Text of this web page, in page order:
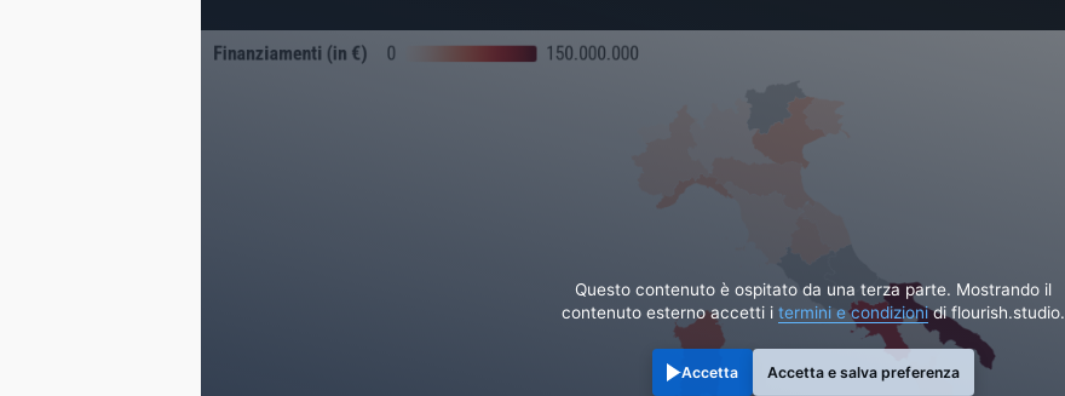
Questo contenuto è ospitato da una terza parte. Mostrando il
contenuto esterno accetti i termini e condizionidi flourish.studio.
Accetta Accetta e salva preferenza